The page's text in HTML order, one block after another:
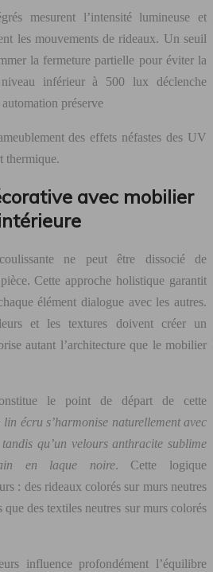
mesurent l’intensité lumineuse et
les mouvements de rideaux. Un seuil
la fermeture partielle pour éviter la
inférieur à 500 lux déclenche
préserve
des effets néfastes des UV
thermique.
avec mobilier
ne peut être dissocié de
Cette approche holistique garantit
élément dialogue avec les autres.
et les textures doivent créer un
autant l’architecture que le mobilier
le point de départ de cette
écru s’harmonise naturellement avec
qu’un velours anthracite sublime
en laque noire. Cette logique
: des rideaux colorés sur murs neutres
des textiles neutres sur murs colorés
influence profondément l’équilibre